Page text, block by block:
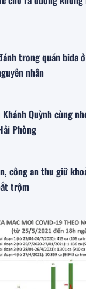
trong quán bida
nhân
Quỳnh cùng
Phòng
công an thu giữ
trộm